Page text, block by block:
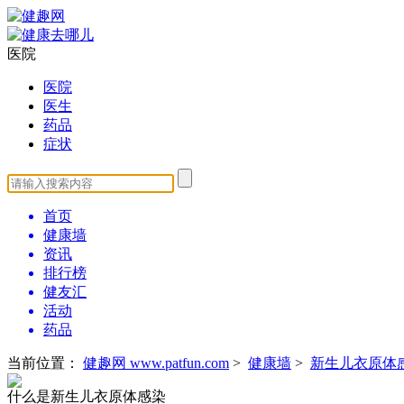
医院
医院
医生
药品
症状
首页
健康墙
资讯
排行榜
健友汇
活动
药品
当前位置： 健趣网 www.patfun.com > 健康墙 > 新生儿衣原体
什么是新生儿衣原体感染